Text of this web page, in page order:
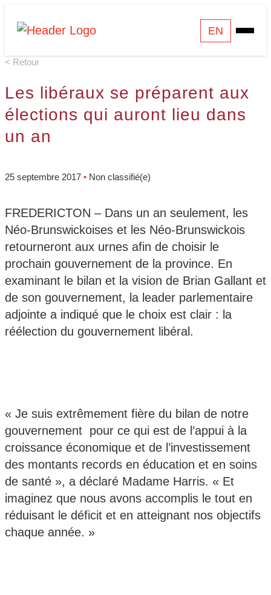
Skip
content
Homepage
EN
Open
Mobile
< Retour
Les libéraux se préparent aux
élections qui auront lieu dans
un an
25 septembre 2017 • Non classifié(e)
FREDERICTON – Dans un an seulement, les
Néo-Brunswickoises et les Néo-Brunswickois
retourneront aux urnes afin de choisir le
prochain gouvernement de la province. En
examinant le bilan et la vision de Brian Gallant et
de son gouvernement, la leader parlementaire
adjointe a indiqué que le choix est clair : la
réélection du gouvernement libéral.
« Je suis extrêmement fière du bilan de notre
gouvernement pour ce qui est de l’appui à la
croissance économique et de l’investissement
des montants records en éducation et en soins
de santé », a déclaré Madame Harris. « Et
imaginez que nous avons accomplis le tout en
réduisant le déficit et en atteignant nos objectifs
chaque année. »